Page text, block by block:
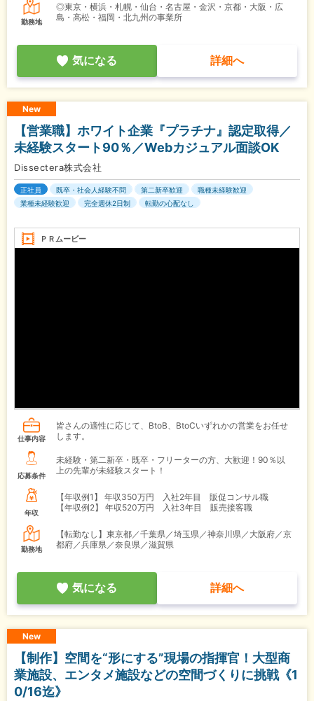
勤務地
◎東京・横浜・札幌・仙台・名古屋・金沢・京都・大阪・広
島・高松・福岡・北九州の事業所
気になる 詳細へ
New
【営業職】ホワイト企業『プラチナ』認定取得／
未経験スタート90％／Webカジュアル面談OK
Dissectera株式会社
正社員 既卒・社会人経験不問 第二新卒歓迎
職種未経験歓迎
業種未経験歓迎
完全週休2日制 転勤の心配なし
ＰＲムービー
仕事内容
皆さんの適性に応じて、BtoB、BtoCいずれかの営業をお任せ
します。
応募条件
未経験・第二新卒・既卒・フリーターの方、大歓迎！90％以
上の先輩が未経験スタート！
年収
【年収例1】
年収350万円 入社2年目 販促コンサル職
【年収例2】
年収520万円 入社3年目 販売接客職
勤務地
【転勤なし】東京都／千葉県／埼玉県／神奈川県／大阪府／京
都府／兵庫県／奈良県／滋賀県
気になる 詳細へ
New
【制作】空間を“形にする”現場の指揮官！大型商
業施設、エンタメ施設などの空間づくりに挑戦《1
0/16迄》